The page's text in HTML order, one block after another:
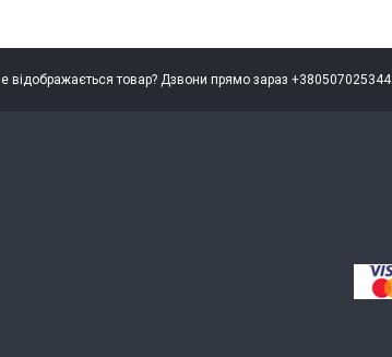
відображається товар? Дзвони прямо зараз +380507025344